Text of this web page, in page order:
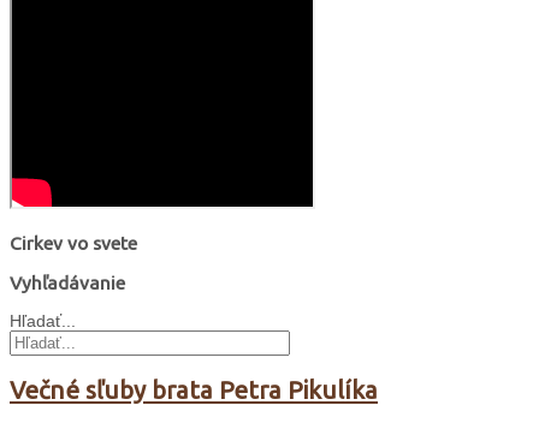
Cirkev vo svete
Vyhľadávanie
Hľadať...
Večné sľuby brata Petra Pikulíka